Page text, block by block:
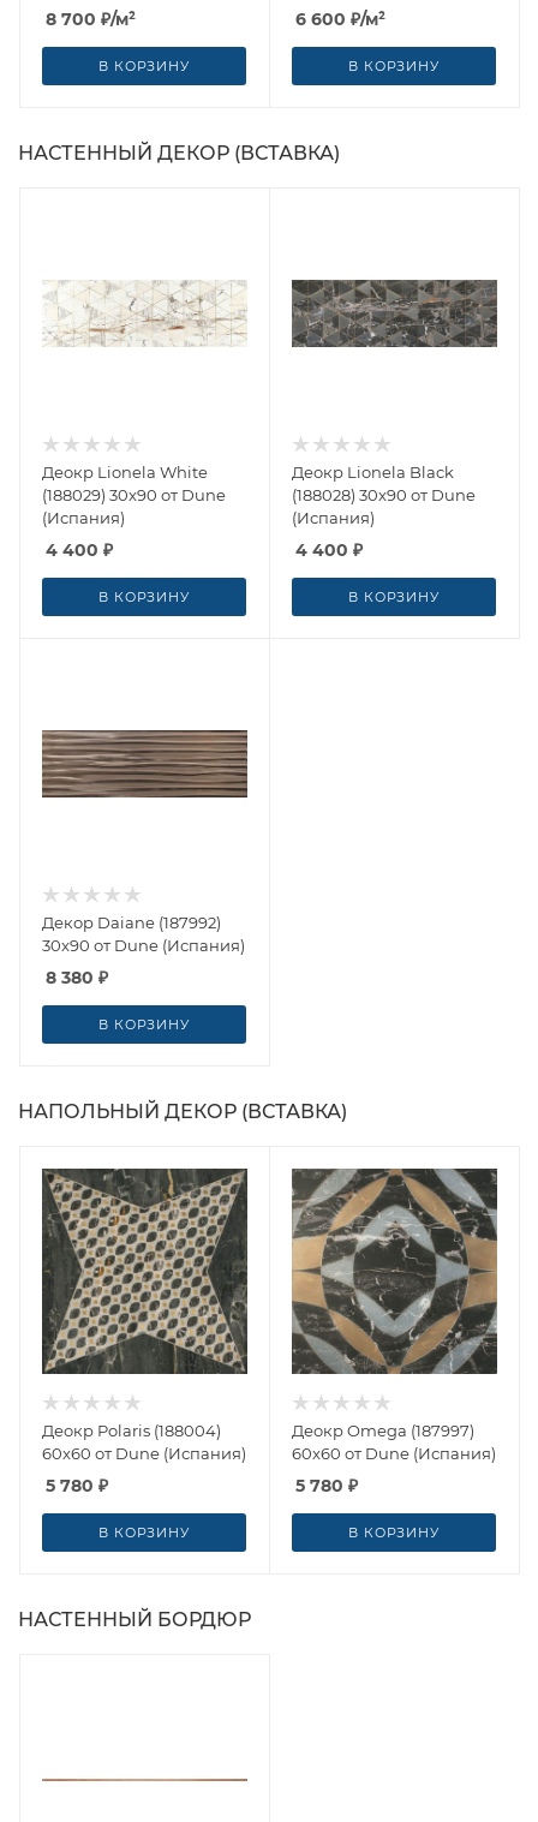
8 700 ₽/м²
В КОРЗИНУ
6 600 ₽/м²
В КОРЗИНУ
НАСТЕННЫЙ ДЕКОР (ВСТАВКА)
Деокр Lionela White
(188029) 30x90 от Dune
(Испания)
4 400 ₽
В КОРЗИНУ
Деокр Lionela Black
(188028) 30x90 от Dune
(Испания)
4 400 ₽
В КОРЗИНУ
Декор Daiane (187992)
30x90 от Dune (Испания)
8 380 ₽
В КОРЗИНУ
НАПОЛЬНЫЙ ДЕКОР (ВСТАВКА)
Деокр Polaris (188004)
60x60 от Dune (Испания)
5 780 ₽
В КОРЗИНУ
Деокр Omega (187997)
60x60 от Dune (Испания)
5 780 ₽
В КОРЗИНУ
НАСТЕННЫЙ БОРДЮР